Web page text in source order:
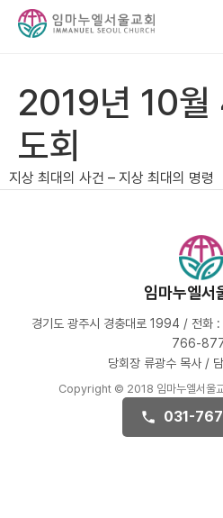
2019년 10월
도회
지상 최대의 사건 – 지상 최대의 명령
임마누엘서
경기도 광주시 경충대로 1994 / 전
766-
당회장 류광수 목사 /
Copyright © 2018 임마누엘서울
031-